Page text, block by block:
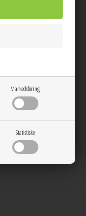
Markedsføring
Statistiske